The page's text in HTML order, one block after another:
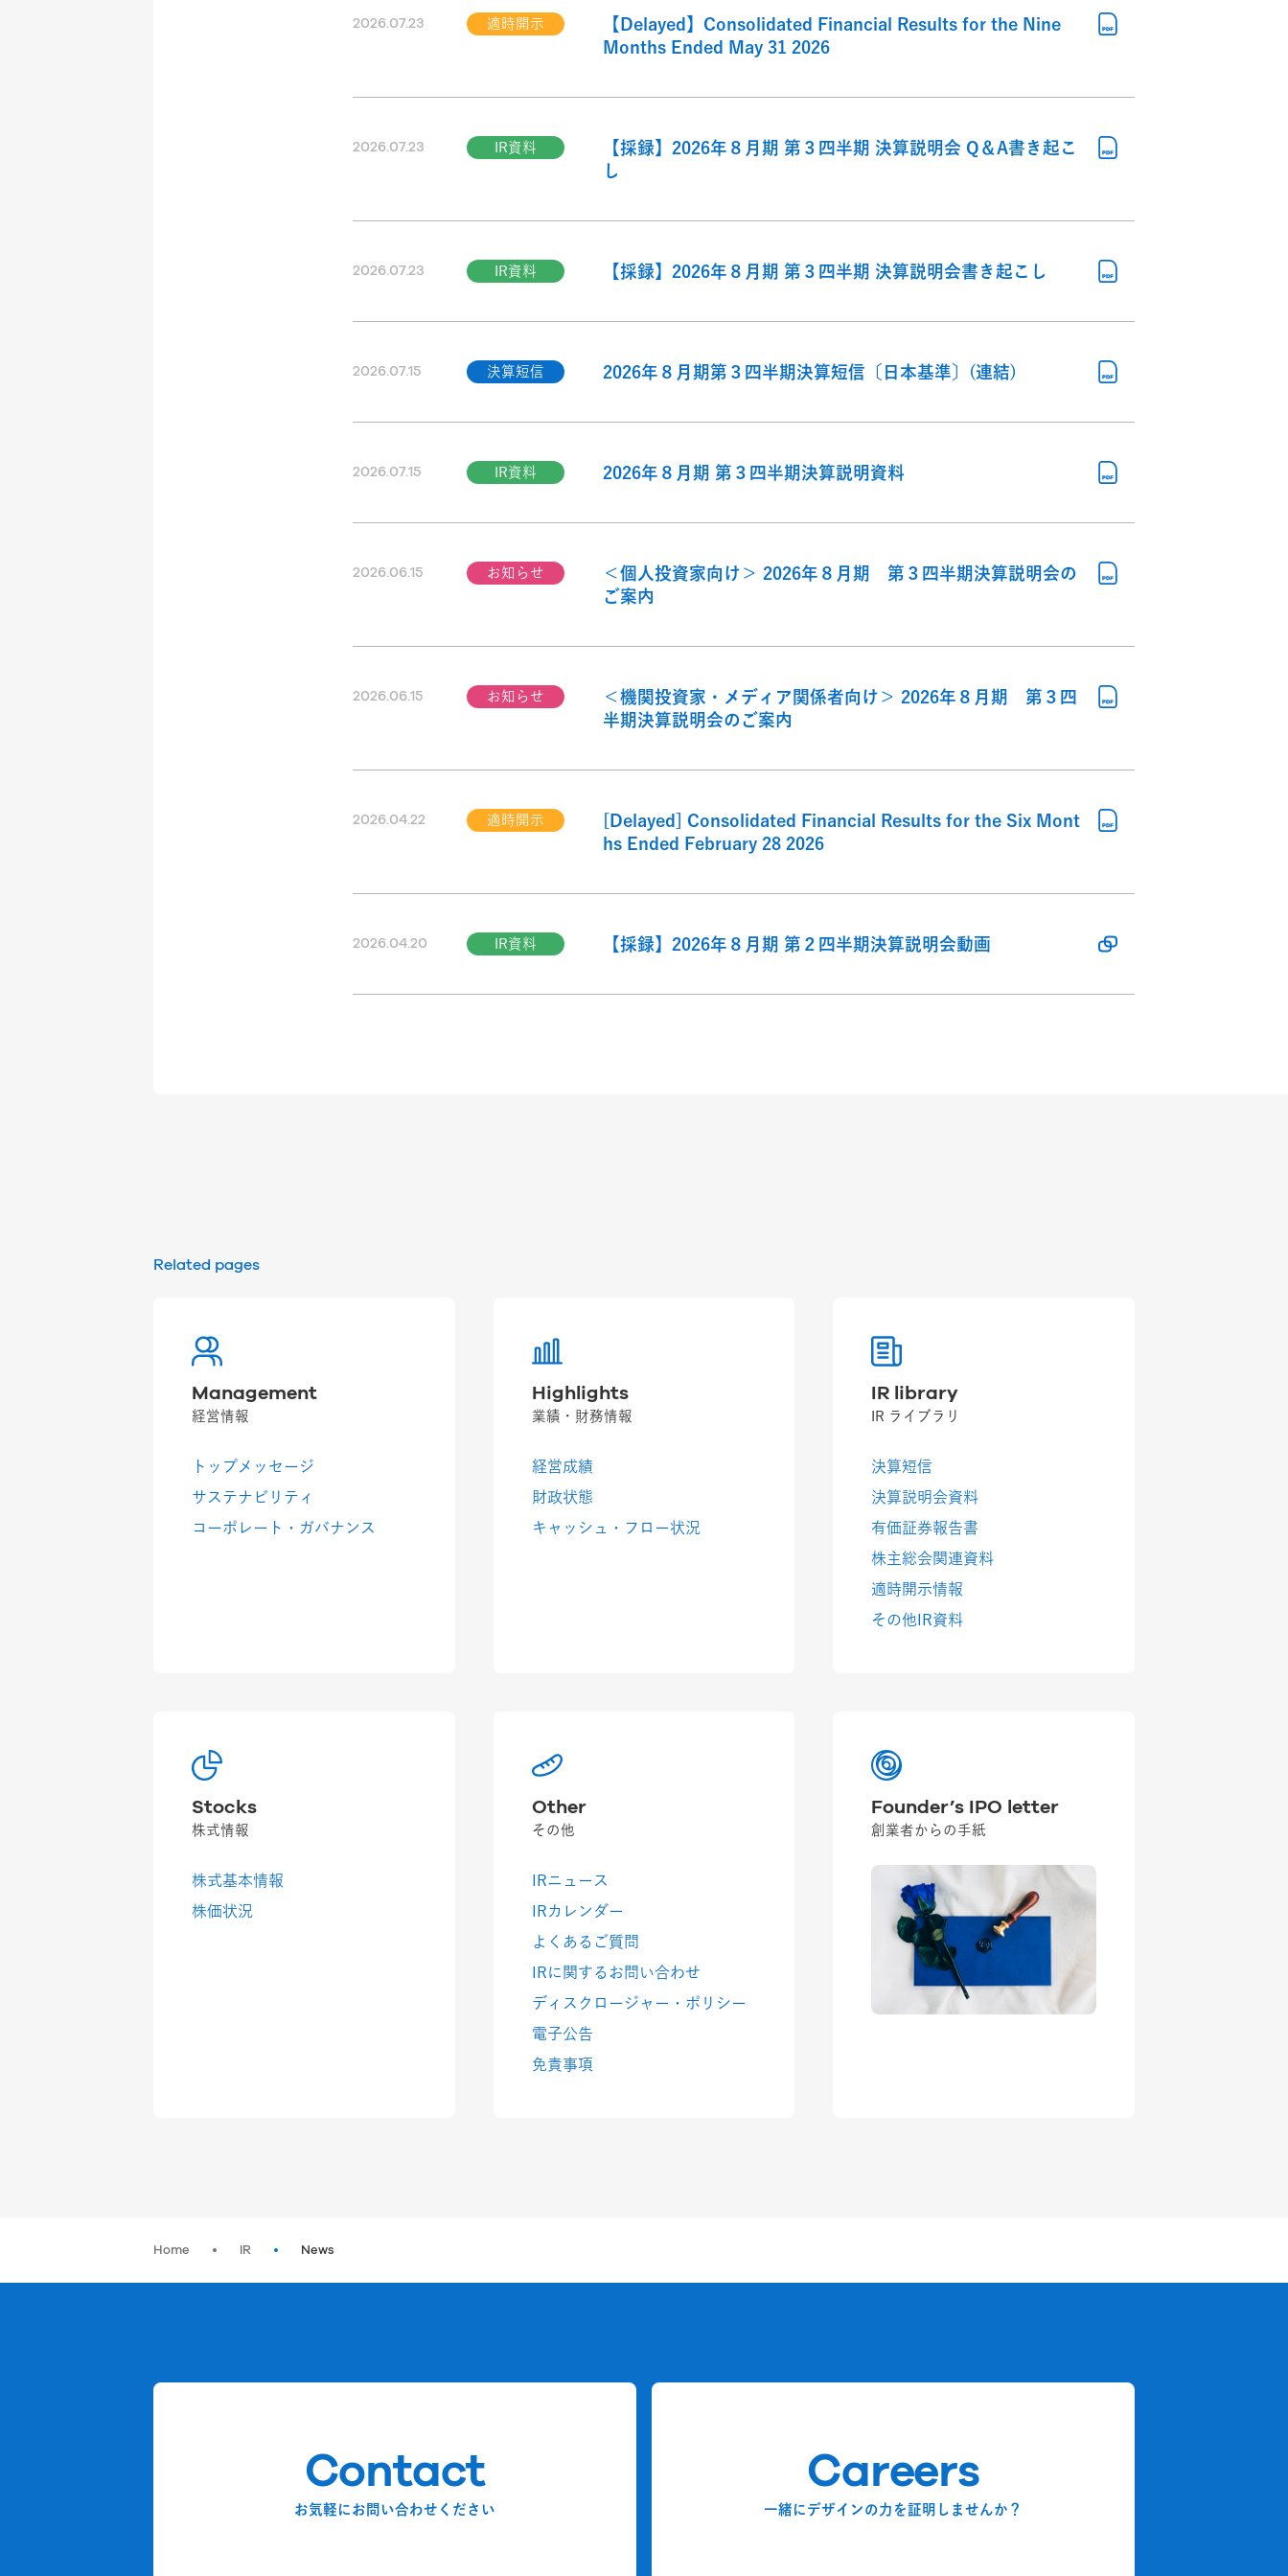
2026.07.23 適時開示
【Delayed】Consolidated Financial Results for the Nine
Months Ended May 31 2026
2026.07.23 IR資料
【採録】2026年８月期 第３四半期 決算説明会 Q＆A書き起こ
し
2026.07.23 IR資料 【採録】2026年８月期 第３四半期 決算説明会書き起こし
2026.07.15 決算短信 2026年８月期第３四半期決算短信〔日本基準〕(連結)
2026.07.15 IR資料 2026年８月期 第３四半期決算説明資料
2026.06.15 お知らせ
＜個人投資家向け＞ 2026年８月期 第３四半期決算説明会の
ご案内
2026.06.15 お知らせ
＜機関投資家・メディア関係者向け＞ 2026年８月期 第３四
半期決算説明会のご案内
2026.04.22 適時開示
[Delayed] Consolidated Financial Results for the Six Mont
hs Ended February 28 2026
2026.04.20 IR資料 【採録】2026年８月期 第２四半期決算説明会動画
Related pages
Management
経営情報
トップメッセージ
サステナビリティ
コーポレート・ガバナンス
Highlights
業績・財務情報
経営成績
財政状態
キャッシュ・フロー状況
IR library
IR ライブラリ
決算短信
決算説明会資料
有価証券報告書
株主総会関連資料
適時開示情報
その他IR資料
Stocks
株式情報
株式基本情報
株価状況
Other
その他
IRニュース
IRカレンダー
よくあるご質問
IRに関するお問い合わせ
ディスクロージャー・ポリシー
電子公告
免責事項
Founder’s IPO letter
創業者からの手紙
Home IR News
Contact
お気軽にお問い合わせください
Careers
一緒にデザインの力を証明しませんか？